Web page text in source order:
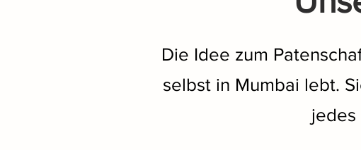
Die Idee zum
selbst in Mumbai lebt.
jedes